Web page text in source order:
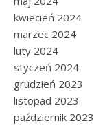
kwiecień 2024
marzec 2024
luty 2024
styczeń 2024
grudzień 2023
listopad 2023
październik 2023